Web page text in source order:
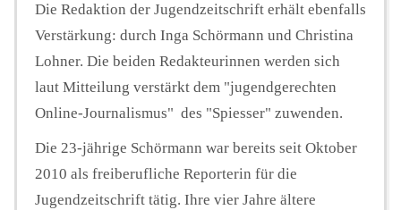
Die Redaktion der Jugendzeitschrift erhält ebenfalls
Verstärkung: durch Inga Schörmann und Christina
Lohner. Die beiden Redakteurinnen werden sich
laut Mitteilung verstärkt dem "jugendgerechten
Online-Journalismus" des "Spiesser" zuwenden.
Die 23-jährige Schörmann war bereits seit Oktober
2010 als freiberufliche Reporterin für die
Jugendzeitschrift tätig. Ihre vier Jahre ältere